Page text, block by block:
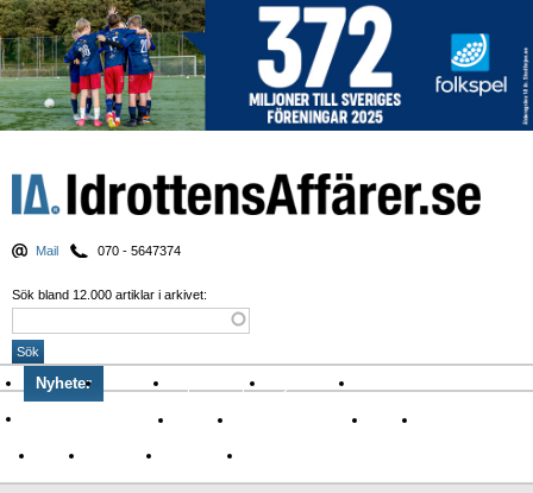
Mail 070 - 5647374
Sök bland 12.000 artiklar i arkivet:
Nyheter Krönikor Sport & spel Nyhetsbrev
Om Idrottens Affärer
Affärer I spåren av Corona Arena
Namn Sponsring TV-nyheter